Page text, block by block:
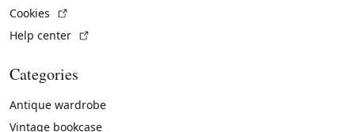
Cookies
Help center
Categories
Antique wardrobe
Vintage bookcase